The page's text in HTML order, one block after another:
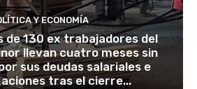
Y ECONOMÍA
de 130 ex trabajadores del
llevan cuatro meses sin
sus deudas salariales e
tras el cierre...